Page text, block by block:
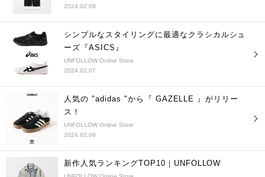
2024.02.09
シンプルなスタイリングに最適なクラシカルシュ
ーズ『ASICS』
UNFOLLOW Online Store
2024.02.07
人気の "adidas "から『 GAZELLE 』がリリー
ス！
UNFOLLOW Online Store
2024.02.06
新作人気ランキングTOP10｜UNFOLLOW